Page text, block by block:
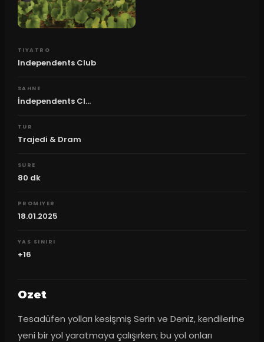
TIYATRO
Independents Club
SAHNE
İndependents Cl...
TUR
Trajedi & Dram
SURE
80 dk
PROMIYER
18.01.2025
YAS SINIRI
+16
Ozet
Tesadüfen yolları kesişmiş Serin ve Deniz, kendilerine
yeni bir yol yaratmaya çalışırken; bu yol onları